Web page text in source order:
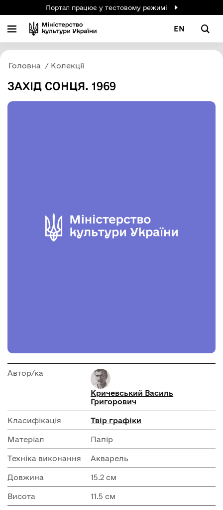
Портал працює у тестовому режимі
EN
Головна Колекції
ЗАХІД СОНЦЯ. 1969
Автор/ка
Кричевський Василь
Григорович
Класифікація Твір графіки
Матеріал Папір
Техніка виконання Акварель
Довжина 15.2 см
Висота 11.5 см